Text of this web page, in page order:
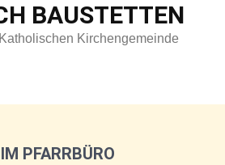
BAUSTETTEN
Kirchengemeinde
PFARRBÜRO